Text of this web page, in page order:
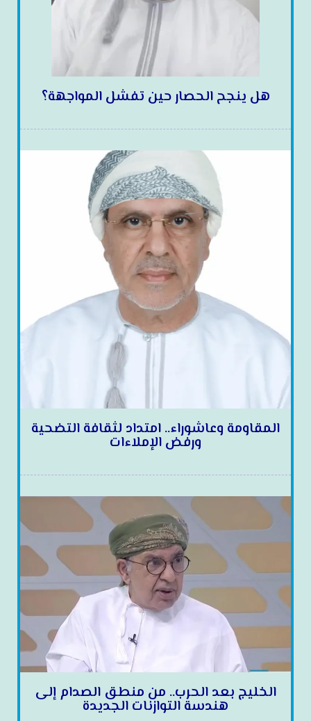
هل ينجح الحصار حين تفشل المواجهة؟
المقاومة وعاشوراء.. امتداد لثقافة التضحية
ورفض الإملاءات
الخليج بعد الحرب.. من منطق الصدام إلى
هندسة التوازنات الجديدة